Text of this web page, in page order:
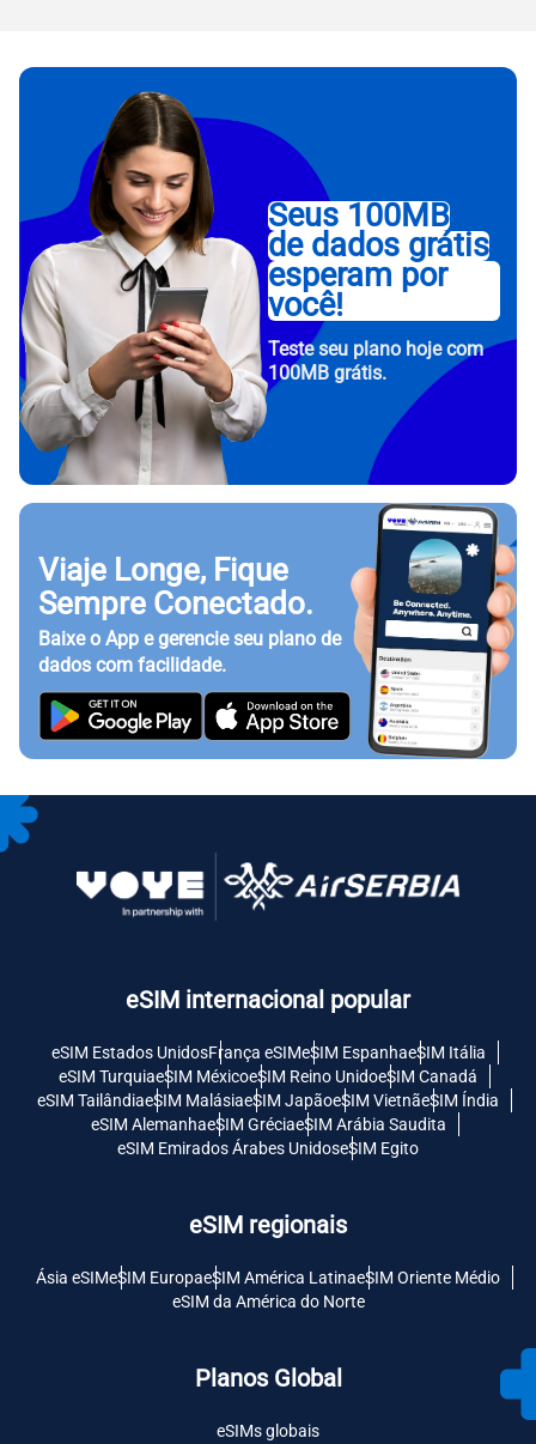
Seus 100MB
de dados grátis
esperam por
você!
Teste seu plano hoje com
100MB grátis.
Viaje Longe, Fique
Sempre Conectado.
Baixe o App e gerencie seu plano de
dados com facilidade.
eSIM internacional popular
eSIM Estados UnidosFrança eSIMeSIM EspanhaeSIM Itália
eSIM TurquiaeSIM MéxicoeSIM Reino UnidoeSIM Canadá
eSIM TailândiaeSIM MalásiaeSIM JapãoeSIM VietnãeSIM Índia
eSIM AlemanhaeSIM GréciaeSIM Arábia Saudita
eSIM Emirados Árabes UnidoseSIM Egito
eSIM regionais
Ásia eSIMeSIM EuropaeSIM América LatinaeSIM Oriente Médio
eSIM da América do Norte
Planos Global
eSIMs globais